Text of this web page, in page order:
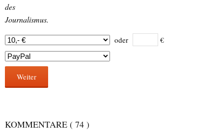
des
Journalismus.
oder €
Weiter
KOMMENTARE ( 74 )